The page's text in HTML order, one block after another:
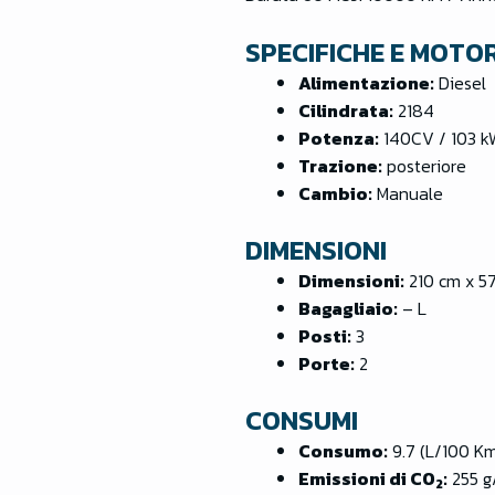
SPECIFICHE E
Alimentazione:Diesel
Cilindrata: 2184
Potenza: 140CV / 103
Trazione:posteriore
Cambio:Manuale
DIMENSIONI
Dimensioni: 210 cm x
Bagagliaio: – L
Posti:3
Porte: 2
CONSUMI
Consumo:9.7 (L/100
Emissioni di CO2: 255